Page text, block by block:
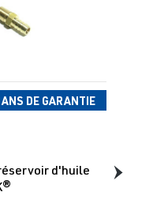
DE GARANTIE
d'huile